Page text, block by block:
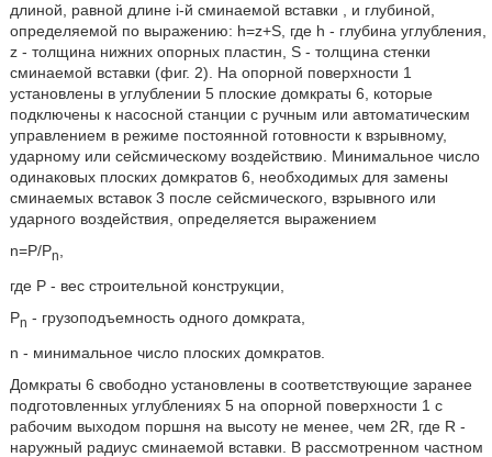
длиной, равной длине i-й сминаемой вставки
, и глубиной,
определяемой по выражению: h=z+S, где h - глубина углубления,
z - толщина нижних опорных пластин, S - толщина стенки
сминаемой вставки (фиг. 2). На опорной поверхности 1
установлены в углублении 5 плоские домкраты 6, которые
подключены к насосной станции с ручным или автоматическим
управлением в режиме постоянной готовности к взрывному,
ударному или сейсмическому воздействию. Минимальное число
одинаковых плоских домкратов 6, необходимых для замены
сминаемых вставок 3 после сейсмического, взрывного или
ударного воздействия, определяется выражением
n=P/Pn
где P - вес строительной конструкции,
Pn - грузоподъемность одного домкрата,
n - минимальное число плоских домкратов.
Домкраты 6 свободно установлены в соответствующие заранее
подготовленных углублениях 5 на опорной поверхности 1 с
рабочим выходом поршня на высоту не менее, чем 2R, где R -
наружный радиус сминаемой вставки. В рассмотренном частном